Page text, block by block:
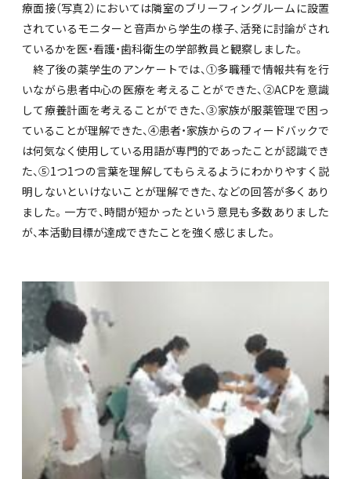
療面接（写真2）においては隣室のブリーフィングルームに設置
されているモニターと音声から学生の様子、活発に討論がされ
ているかを医・看護・歯科衛生の学部教員と観察しました。
終了後の薬学生のアンケートでは、①多職種で情報共有を行
いながら患者中心の医療を考えることができた、②ACPを意識
して療養計画を考えることができた、③家族が服薬管理で困っ
ていることが理解できた、④患者・家族からのフィードバックで
は何気なく使用している用語が専門的であったことが認識でき
た、⑤1つ1つの言葉を理解してもらえるようにわかりやすく説
明しないといけないことが理解できた、などの回答が多くあり
ました。一方で、時間が短かったという意見も多数ありました
が、本活動目標が達成できたことを強く感じました。